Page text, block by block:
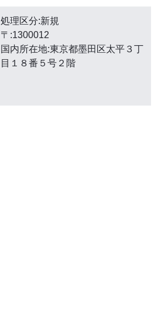
処理区分:新規
〒:1300012
国内所在地:東京都墨田区太平３丁
目１８番５号２階